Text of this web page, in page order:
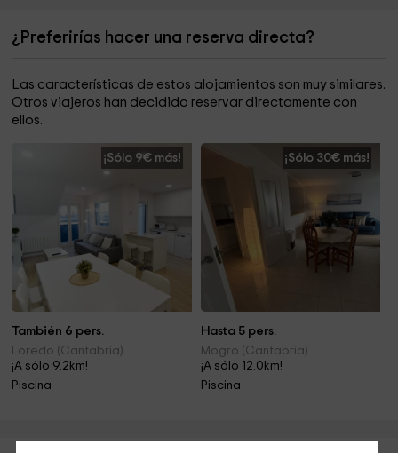
¿Preferirías hacer una reserva directa?
Las características de estos alojamientos son muy similares.
Otros viajeros han decidido reservar directamente con
ellos.
¡Sólo 9€ más!
También 6 pers.
Loredo (Cantabria)
¡A sólo 9.2km!
Piscina
¡Sólo 30€ más!
Hasta 5 pers.
Mogro (Cantabria)
¡A sólo 12.0km!
Piscina